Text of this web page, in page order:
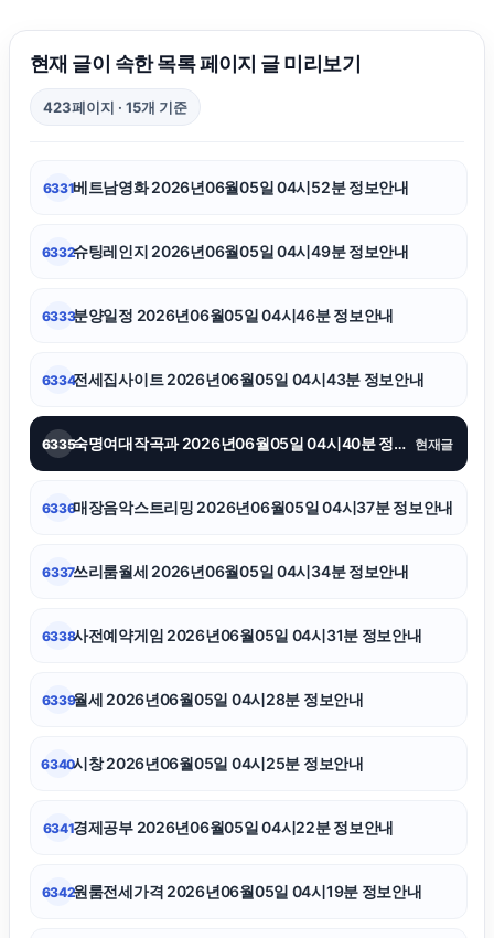
휴대폰성지
용인하수구막힘
구리하수구막힘
대전이혼전문변호사
현재 글이 속한 목록 페이지 글 미리보기
423페이지 · 15개 기준
6331베트남영화 2026년06월05일 04시52분 정보안내
6332슈팅레인지 2026년06월05일 04시49분 정보안내
6333분양일정 2026년06월05일 04시46분 정보안내
6334전세집사이트 2026년06월05일 04시43분 정보안내
6335 숙명여대작곡과 2026년06월05일 04시40분 정보안내 현재글
6336매장음악스트리밍 2026년06월05일 04시37분 정보안내
6337쓰리룸월세 2026년06월05일 04시34분 정보안내
6338사전예약게임 2026년06월05일 04시31분 정보안내
6339월세 2026년06월05일 04시28분 정보안내
6340시창 2026년06월05일 04시25분 정보안내
6341경제공부 2026년06월05일 04시22분 정보안내
6342원룸전세가격 2026년06월05일 04시19분 정보안내